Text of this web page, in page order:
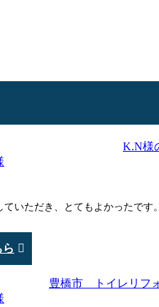
いただき、とてもよかったです。